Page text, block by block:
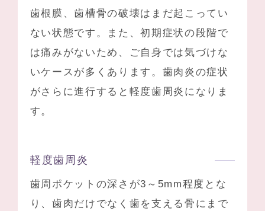
歯根膜、歯槽骨の破壊はまだ起こってい
ない状態です。また、初期症状の段階で
は痛みがないため、ご自身では気づけな
いケースが多くあります。歯肉炎の症状
がさらに進行すると軽度歯周炎になりま
す。
軽度歯周炎
歯周ポケットの深さが3～5mm程度とな
り、歯肉だけでなく歯を支える骨にまで